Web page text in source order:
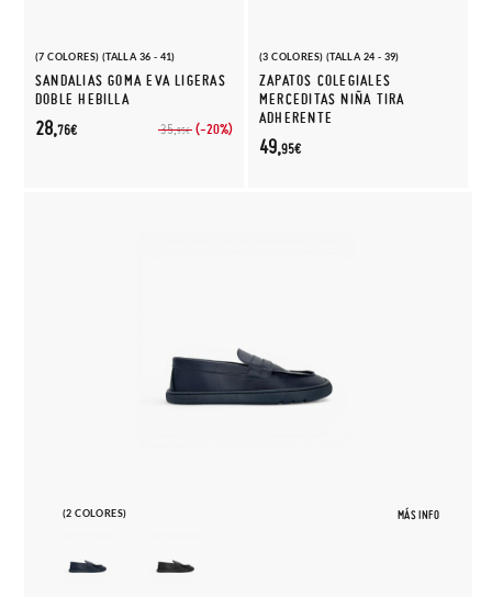
(7 COLORES) (TALLA 36 - 41)
SANDALIAS GOMA EVA LIGERAS
DOBLE HEBILLA
35,95€ (-20%)
28,76€
(3 COLORES) (TALLA 24 - 39)
ZAPATOS COLEGIALES
MERCEDITAS NIÑA TIRA
ADHERENTE
49,95€
(2 COLORES) MÁS INFO